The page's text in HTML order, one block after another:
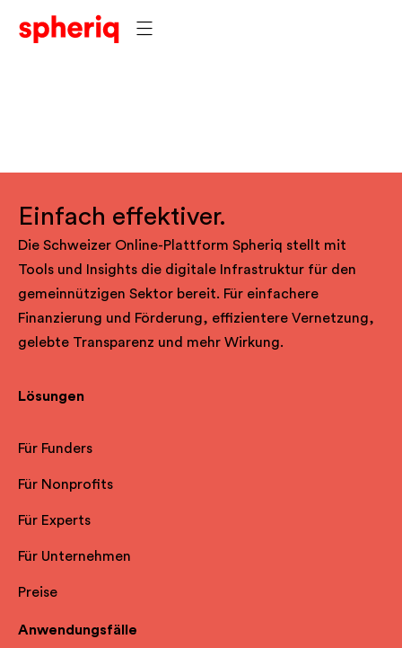
Einfach effektiver.
Die Schweizer Online-Plattform Spheriq stellt mit
Tools und Insights die digitale Infrastruktur für den
gemeinnützigen Sektor bereit. Für einfachere
Finanzierung und Förderung, effizientere Vernetzung,
gelebte Transparenz und mehr Wirkung.
Lösungen
Für Funders
Für Nonprofits
Für Experts
Für Unternehmen
Preise
Anwendungsfälle